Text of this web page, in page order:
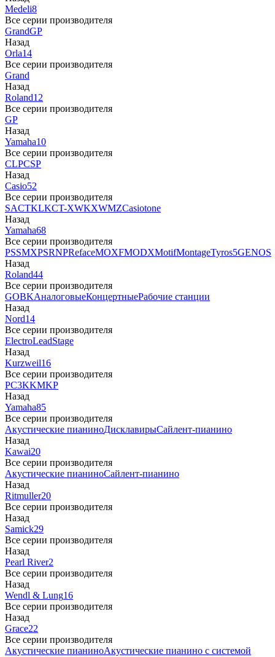
Medeli8
Все серии производителя
GrandGP
Назад
Orla14
Все серии производителя
Grand
Назад
Roland12
Все серии производителя
GP
Назад
Yamaha10
Все серии производителя
CLPCSP
Назад
Casio52
Все серии производителя
SACTKLKCT-XWKXWMZCasiotone
Назад
Yamaha68
Все серии производителя
PSSMXPSRNPRefaceMOXFMODXMotifMontageTyros5GENOS
Назад
Roland44
Все серии производителя
GOBKАналоговыеКонцертныеРабочие станции
Назад
Nord14
Все серии производителя
ElectroLeadStage
Назад
Kurzweil16
Все серии производителя
PC3KKMKP
Назад
Yamaha85
Все серии производителя
Акустические пианиноДисклавирыСайлент-пианино
Назад
Kawai20
Все серии производителя
Акустические пианиноСайлент-пианино
Назад
Ritmuller20
Все серии производителя
Назад
Samick29
Все серии производителя
Назад
Pearl River2
Все серии производителя
Назад
Wendl & Lung16
Все серии производителя
Назад
Grace22
Все серии производителя
Акустические пианиноАкустические пианино с системой